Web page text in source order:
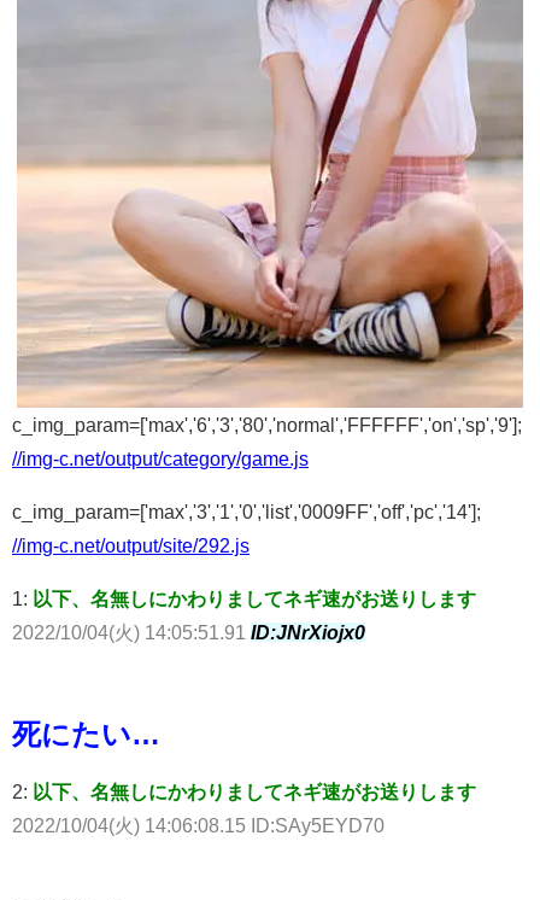
c_img_param=['max','6','3','80','normal','FFFFFF','on','sp','9'];
//img-c.net/output/category/game.js
c_img_param=['max','3','1','0','list','0009FF','off','pc','14'];
//img-c.net/output/site/292.js
1: 以下、名無しにかわりましてネギ速がお送りします
2022/10/04(火) 14:05:51.91 ID:JNrXiojx0
死にたい…
2: 以下、名無しにかわりましてネギ速がお送りします
2022/10/04(火) 14:06:08.15 ID:SAy5EYD70